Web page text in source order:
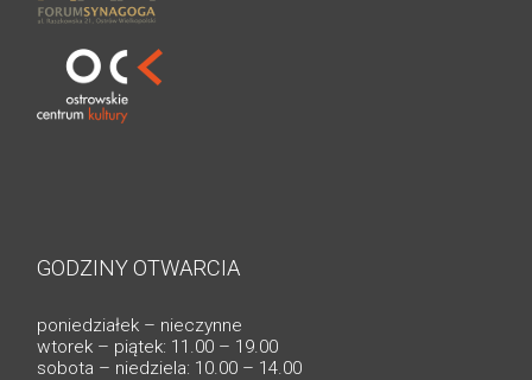
GODZINY OTWARCIA
poniedziałek – nieczynne
wtorek – piątek: 11.00 – 19.00
sobota – niedziela: 10.00 – 14.00